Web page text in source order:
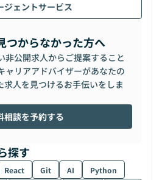
ジェントサービス
つからなかった方へ
非公開求人からご提案すること
ャリアアドバイザーがあなたの
人を見つけるお手伝いをしま
相談を予約する
探す
React Git AI
Python